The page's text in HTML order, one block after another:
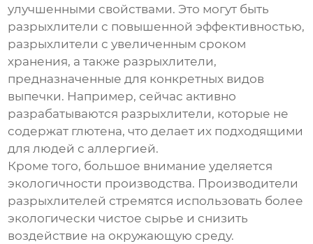
улучшенными свойствами. Это могут быть
разрыхлители с повышенной эффективностью,
разрыхлители с увеличенным сроком
хранения, а также разрыхлители,
предназначенные для конкретных видов
выпечки. Например, сейчас активно
разрабатываются разрыхлители, которые не
содержат глютена, что делает их подходящими
для людей с аллергией.
Кроме того, большое внимание уделяется
экологичности производства. Производители
разрыхлителей стремятся использовать более
экологически чистое сырье и снизить
воздействие на окружающую среду.